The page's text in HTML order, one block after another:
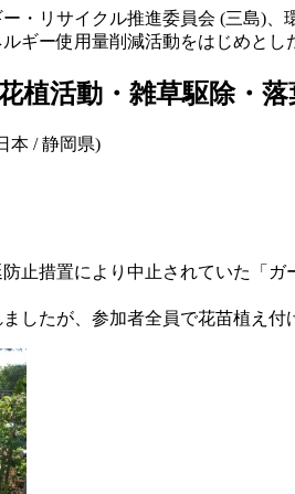
・リサイクル推進委員会 (三島)
ギー使用量削減活動をはじめとし
植活動・雑草駆除・落
本 / 静岡県)
止措置により中止されていた「
したが、参加者全員で花苗植え